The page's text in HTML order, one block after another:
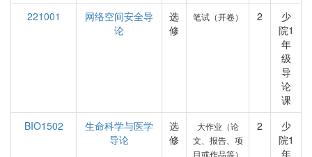
221001
网络空间安全导
论
选
修
笔试（开卷） 2
少
院1
年
级
导
论
课
BIO1502
生命科学与医学
导论
选
修
大作业（论
文、报告、项
目或作品等）
2
少
院1
年